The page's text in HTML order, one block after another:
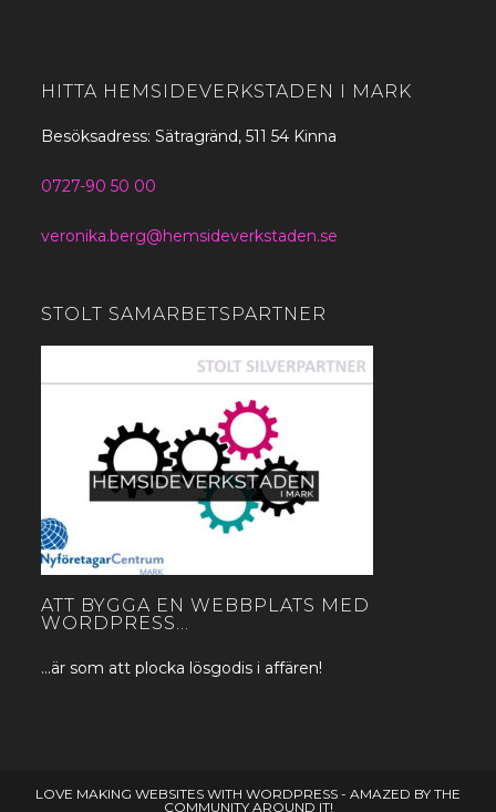
HITTA HEMSIDEVERKSTADEN I MARK
Besöksadress: Sätragränd, 511 54 Kinna
0727-90 50 00
veronika.berg@hemsideverkstaden.se
STOLT SAMARBETSPARTNER
ATT BYGGA EN WEBBPLATS MED
WORDPRESS…
…är som att plocka lösgodis i affären!
LOVE MAKING WEBSITES WITH WORDPRESS - AMAZED BY THE
COMMUNITY AROUND IT!